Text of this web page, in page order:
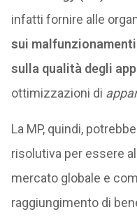
infatti fornire alle
sui
sulla qualità degli
ottimizzazioni di
La MP, quindi,
risolutiva per essere
mercato globale e
raggiungimento di